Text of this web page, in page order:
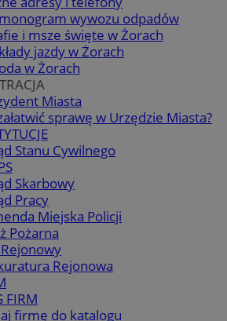
wywozu odpadów
i msze święte w Żorach
jazdy w Żorach
w Żorach
Miasta
sprawę w Urzędzie Miasta?
Stanu Cywilnego
Skarbowy
Pracy
Miejska Policji
Pożarna
Rejonowa
FIRM
firmę do katalogu